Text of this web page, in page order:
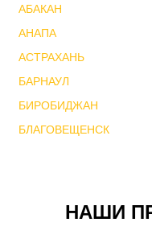
АБАКАН
АНАПА
АСТРАХАНЬ
БАРНАУЛ
БИРОБИДЖАН
БЛАГОВЕЩЕНСК
НАШИ